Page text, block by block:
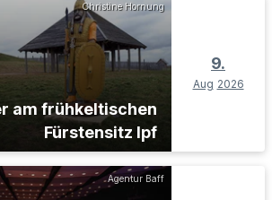
Christine Hornung
am frühkeltischen
Fürstensitz Ipf
9.
Aug 2026
Agentur Baff